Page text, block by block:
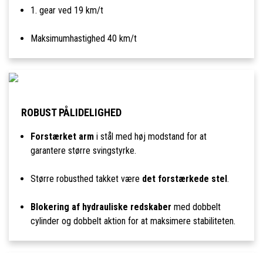
1. gear ved 19 km/t
Maksimumhastighed 40 km/t
ROBUST PÅLIDELIGHED
Forstærket armi stål med høj modstand for at
garantere større svingstyrke.
Større robusthed takket være det forstærkede stel .
Blokering af hydrauliske redskaber med dobbelt
cylinder og dobbelt aktion for at maksimere stabiliteten.